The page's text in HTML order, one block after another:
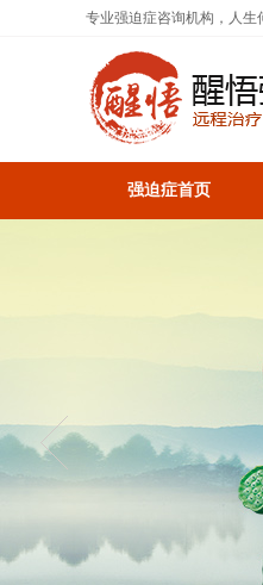
专业强迫症咨询机构，人
强迫症首页